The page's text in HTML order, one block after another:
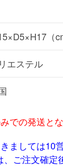
（
エステル
での発送とな
ましては10
ご注文確定